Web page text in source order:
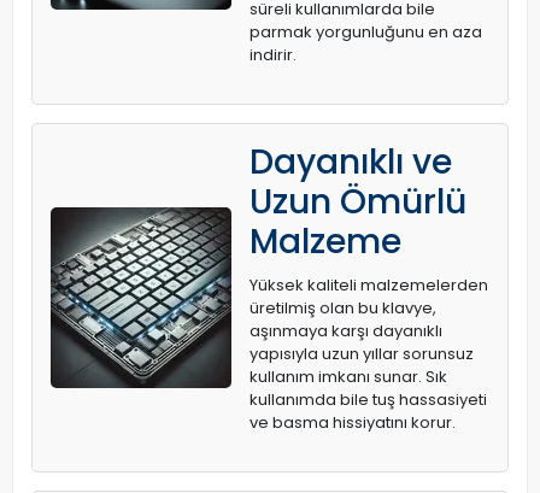
süreli kullanımlarda bile
parmak yorgunluğunu en aza
indirir.
Dayanıklı ve
Uzun Ömürlü
Malzeme
Yüksek kaliteli malzemelerden
üretilmiş olan bu klavye,
aşınmaya karşı dayanıklı
yapısıyla uzun yıllar sorunsuz
kullanım imkanı sunar. Sık
kullanımda bile tuş hassasiyeti
ve basma hissiyatını korur.